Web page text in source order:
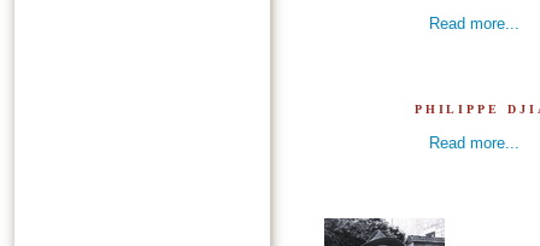
Read more...
philippe
Read more...